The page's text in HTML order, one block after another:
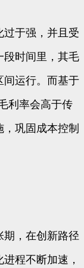
过于强，并且受
段时间里，其毛
间运行。而基于
利率会高于传
巩固成本控制
期，在创新路径
程不断加速，